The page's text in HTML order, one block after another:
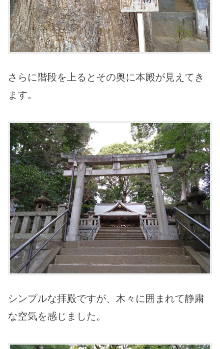
さらに階段を上るとその奥に本殿が見えてき
ます。
シンプルな拝殿ですが、木々に囲まれて静粛
な空気を感じました。